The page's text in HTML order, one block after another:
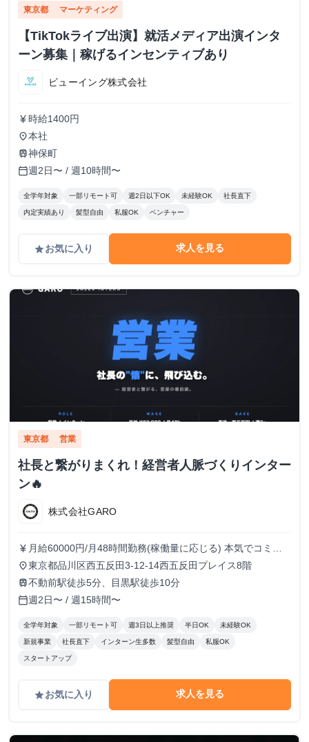
東京都 マーケティング
【TikTokライブ出演】就活メディア出演インタ
ーン募集｜稼げるインセンティブあり
ビューイング株式会社
currency_yen 時給1400円
place本社
train神保町
calendar_today週2日〜 / 週10時間〜
全学年対象 一部リモート可 週2日以下OK 未経験OK 社長直下
内定実績あり 髪型自由 私服OK ベンチャー
gradeお気に入り 求人を見る
東京都 営業
社長と繋がりまくれ！経営者人脈づくりインター
ン🔥
株式会社GARO
currency_yen 月給60000円/月48時間勤務(稼働量に応じる) 本気でコミッ
トすれば、学生でも圧倒的な実績と報酬を得られる環境で
す！
place東京都品川区西五反田3-12-14西五反田プレイス8階
train不動前駅徒歩5分、目黒駅徒歩10分
calendar_today週2日〜 / 週15時間〜
全学年対象 一部リモート可 週3日以上推奨 半日OK 未経験OK
新規事業 社長直下 インターン生多数 髪型自由 私服OK
スタートアップ
gradeお気に入り 求人を見る